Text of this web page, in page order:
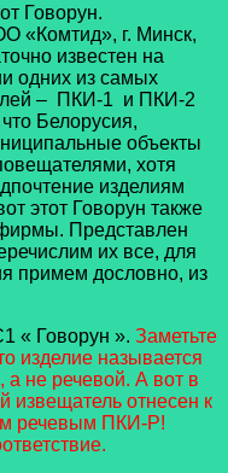
Говорун.
«Комтид», г. Минск,
известен на
одних из самых
– ПКИ-1 и ПКИ-2
Белорусия,
объекты
хотя
изделиям
этот Говорун также
Представлен
их все, для
примем дословно, из
« Говорун ». Заметьте
изделие называется
не речевой. А вот в
извещатель отнесен к
речевым ПКИ-Р!